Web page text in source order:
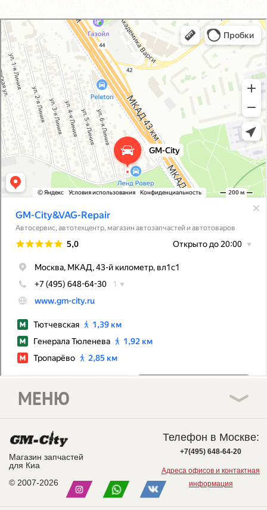
GM-City&VAG-Repair
Автосервис, автотехцентр в Москве
Магазин автозапчастей и автотоваров в Москве
Магазин запчастей
для Киа
© 2007-2026
МЕНЮ
Телефон в Москве:
+7(495) 648-64-20
Адреса офисов и контактная
информация